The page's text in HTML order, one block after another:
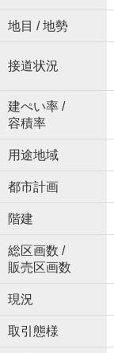
地目 / 地勢
接道状況
建ぺい率 /
容積率
用途地域
都市計画
階建
総区画数 /
販売区画数
現況
取引態様